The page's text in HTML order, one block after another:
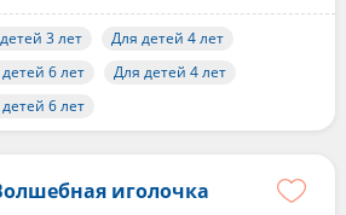
3 лет
Для детей 4 лет
6 лет
Для детей 4 лет
6 лет
иголочка